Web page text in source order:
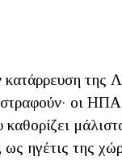
της
οι
ως ηγέτις της